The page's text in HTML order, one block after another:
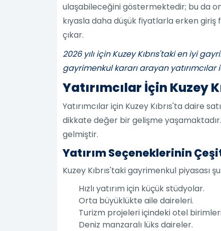
ulaşabileceğini göstermektedir; bu da
kıyasla daha düşük fiyatlarla erken giriş
çıkar.
2026 yılı için Kuzey Kıbrıs'taki en iyi
gayrimenkul kararı arayan
Yatırımcılar İçin Kuzey
Yatırımcılar için Kuzey Kıbrıs'ta daire
dikkate değer bir gelişme
gelmiştir.
Yatırım Seçeneklerinin
Kuzey Kıbrıs'taki gayrimenkul piyasası
Hızlı yatırım için küçük stüdyolar.
Orta büyüklükte aile daireleri.
Turizm projeleri içindeki otel
Deniz manzaralı lüks daireler.